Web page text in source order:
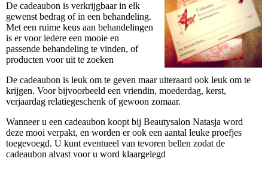
De cadeaubon is verkrijgbaar in elk
gewenst bedrag of in een behandeling.
Met een ruime keus aan behandelingen
is er voor iedere een mooie en
passende behandeling te vinden, of
producten voor uit te zoeken
De cadeaubon is leuk om te geven maar uiteraard ook leuk om te
krijgen. Voor bijvoorbeeld een vriendin, moederdag, kerst,
verjaardag relatiegeschenk of gewoon zomaar.
Wanneer u een cadeaubon koopt bij Beautysalon Natasja word
deze mooi verpakt, en worden er ook een aantal leuke proefjes
toegevoegd. U kunt eventueel van tevoren bellen zodat de
cadeaubon alvast voor u word klaargelegd